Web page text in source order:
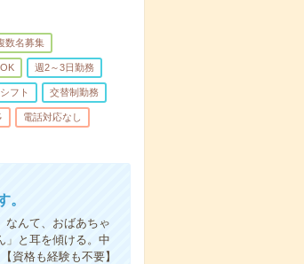
数名募集
週2～3日勤務
シフト 交替制勤務
電話対応なし
なんて、おばあちゃ
」と耳を傾ける。中
資格も経験も不要】